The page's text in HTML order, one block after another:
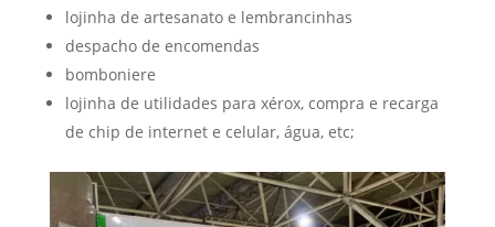
lojinha de artesanato e lembrancinhas
despacho de encomendas
bomboniere
lojinha de utilidades para xérox, compra e recarga
de chip de internet e celular, água, etc;